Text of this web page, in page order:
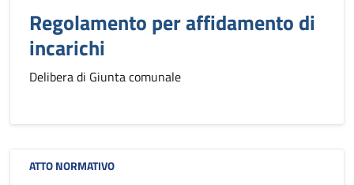
Regolamento per affidamento di
incarichi
Delibera di Giunta comunale
ATTO NORMATIVO